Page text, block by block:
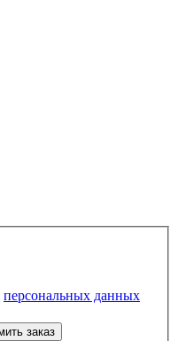
персональных данных
заказ